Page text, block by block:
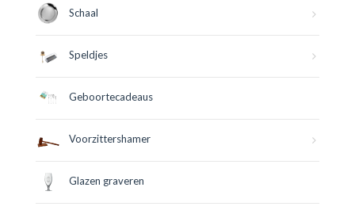
Schaal
Speldjes
Geboortecadeaus
Voorzittershamer
Glazen graveren